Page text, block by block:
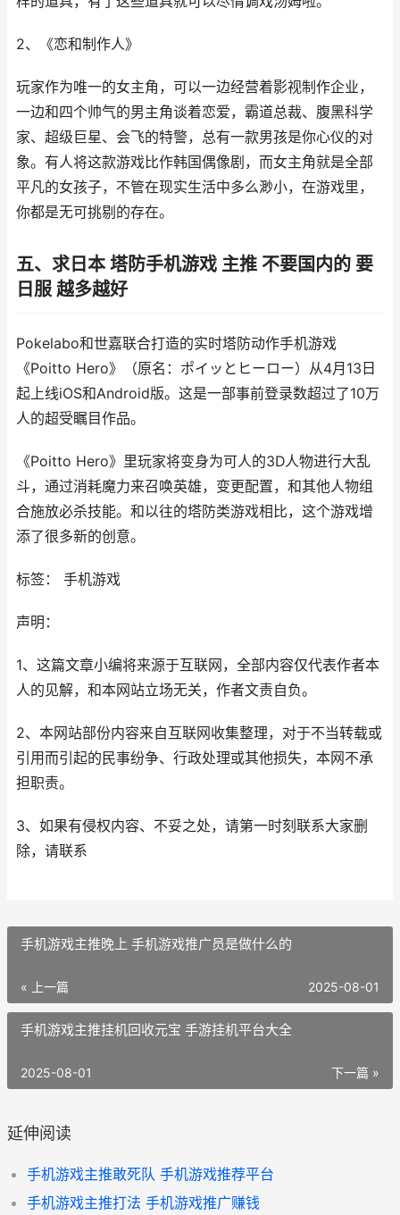
2、《恋和制作人》
玩家作为唯一的女主角，可以一边经营着影视制作企业，
一边和四个帅气的男主角谈着恋爱，霸道总裁、腹黑科学
家、超级巨星、会飞的特警，总有一款男孩是你心仪的对
象。有人将这款游戏比作韩国偶像剧，而女主角就是全部
平凡的女孩子，不管在现实生活中多么渺小，在游戏里，
你都是无可挑剔的存在。
五、求日本 塔防手机游戏 主推 不要国内的 要
日服 越多越好
Pokelabo和世嘉联合打造的实时塔防动作手机游戏
《Poitto Hero》（原名：ポイッとヒーロー）从4月13日
起上线iOS和Android版。这是一部事前登录数超过了10万
人的超受瞩目作品。
《Poitto Hero》里玩家将变身为可人的3D人物进行大乱
斗，通过消耗魔力来召唤英雄，变更配置，和其他人物组
合施放必杀技能。和以往的塔防类游戏相比，这个游戏增
添了很多新的创意。
标签： 手机游戏
声明：
1、这篇文章小编将来源于互联网，全部内容仅代表作者本
人的见解，和本网站立场无关，作者文责自负。
2、本网站部份内容来自互联网收集整理，对于不当转载或
引用而引起的民事纷争、行政处理或其他损失，本网不承
担职责。
3、如果有侵权内容、不妥之处，请第一时刻联系大家删
除，请联系
手机游戏主推晚上 手机游戏推广员是做什么的
« 上一篇 2025-08-01
手机游戏主推挂机回收元宝 手游挂机平台大全
下一篇 »
2025-08-01
延伸阅读
手机游戏主推敢死队 手机游戏推荐平台
手机游戏主推打法 手机游戏推广赚钱